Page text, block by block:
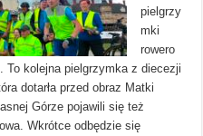
pielgrzy
mki
rowero
To kolejna pielgrzymka z diecezji
dotarła przed obraz Matki
Górze pojawili się też
Wkrótce odbędzie się